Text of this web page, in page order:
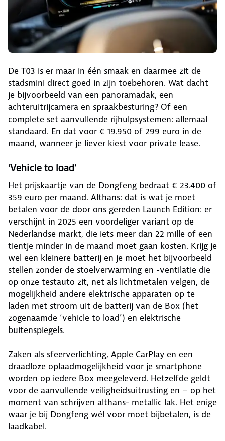
De T03 is er maar in één smaak en daarmee zit de
stadsmini direct goed in zijn toebehoren. Wat dacht
je bijvoorbeeld van een panoramadak, een
achteruitrijcamera en spraakbesturing? Of een
complete set aanvullende rijhulpsystemen: allemaal
standaard. En dat voor € 19.950 of 299 euro in de
maand, wanneer je liever kiest voor private lease.
‘Vehicle to load’
Het prijskaartje van de Dongfeng bedraat € 23.400 of
359 euro per maand. Althans: dat is wat je moet
betalen voor de door ons gereden Launch Edition: er
verschijnt in 2025 een voordeliger variant op de
Nederlandse markt, die iets meer dan 22 mille of een
tientje minder in de maand moet gaan kosten. Krijg je
wel een kleinere batterij en je moet het bijvoorbeeld
stellen zonder de stoelverwarming en -ventilatie die
op onze testauto zit, net als lichtmetalen velgen, de
mogelijkheid andere elektrische apparaten op te
laden met stroom uit de batterij van de Box (het
zogenaamde ‘vehicle to load’) en elektrische
buitenspiegels.
Zaken als sfeerverlichting, Apple CarPlay en een
draadloze oplaadmogelijkheid voor je smartphone
worden op iedere Box meegeleverd. Hetzelfde geldt
voor de aanvullende veiligheidsuitrusting en – op het
moment van schrijven althans- metallic lak. Het enige
waar je bij Dongfeng wél voor moet bijbetalen, is de
laadkabel.